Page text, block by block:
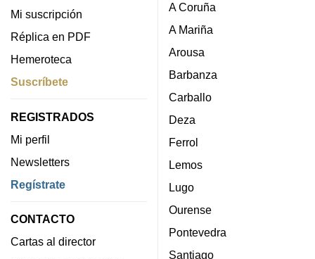
Mi suscripción
Réplica en PDF
Hemeroteca
Suscríbete
REGISTRADOS
Mi perfil
Newsletters
Regístrate
CONTACTO
Cartas al director
A Coruña
A Mariña
Arousa
Barbanza
Carballo
Deza
Ferrol
Lemos
Lugo
Ourense
Pontevedra
Santiago